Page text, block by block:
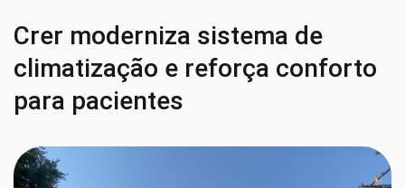
Crer moderniza sistema de
climatização e reforça conforto
para pacientes